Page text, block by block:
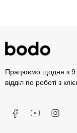
Працюємо щодня з
відділ по роботі з